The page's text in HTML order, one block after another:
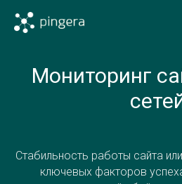
Мониторинг
Стабильность работы сайта
ключевых факторов